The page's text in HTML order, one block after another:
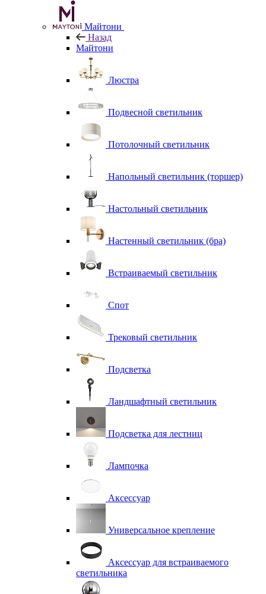
Майтони
Назад
Майтони
Люстра
Подвесной светильник
Потолочный светильник
Напольный светильник (торшер)
Настольный светильник
Настенный светильник (бра)
Встраиваемый светильник
Спот
Трековый светильник
Подсветка
Ландшафтный светильник
Подсветка для лестниц
Лампочка
Аксессуар
Универсальное крепление
Аксессуар для встраиваемого
светильника